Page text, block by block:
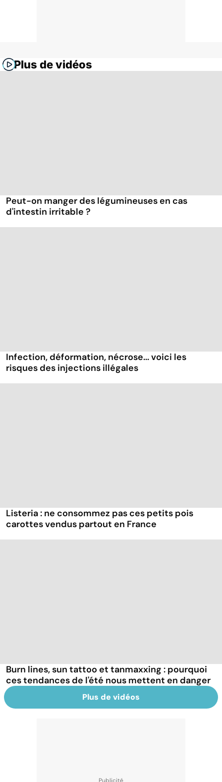
Plus de vidéos
Peut-on manger des légumineuses en cas
d'intestin irritable ?
Infection, déformation, nécrose... voici les
risques des injections illégales
Listeria : ne consommez pas ces petits pois
carottes vendus partout en France
Burn lines, sun tattoo et tanmaxxing : pourquoi
ces tendances de l'été nous mettent en danger
Plus de vidéos